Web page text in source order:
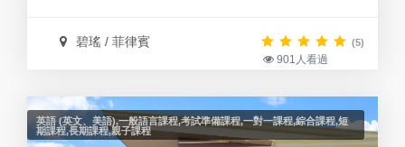
碧瑤 / 菲律賓 (5)
901人看過
英語 (英文、美語),一般語言課程,考試準備課程,一對一課程,綜合課程,短
期課程,長期課程,親子課程